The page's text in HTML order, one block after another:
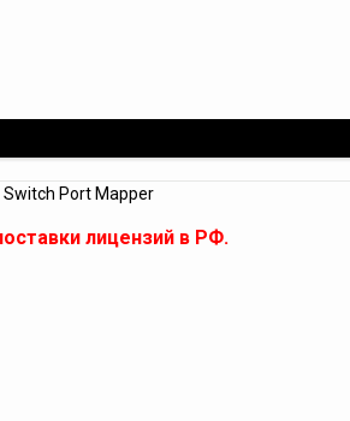
Switch Port Mapper
лицензий в РФ.